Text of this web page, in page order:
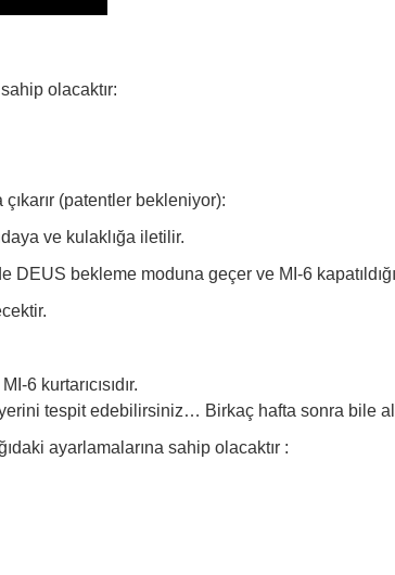
olacaktır:
(patentler bekleniyor):
ve kulaklığa iletilir.
bekleme moduna geçer ve MI-6
6 kurtarıcısıdır.
tespit edebilirsiniz… Birkaç hafta sonra bile
ayarlamalarına sahip olacaktır :